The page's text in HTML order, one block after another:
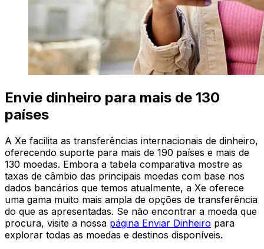
Envie dinheiro para mais de 130
países
A Xe facilita as transferências internacionais de dinheiro,
oferecendo suporte para mais de 190 países e mais de
130 moedas. Embora a tabela comparativa mostre as
taxas de câmbio das principais moedas com base nos
dados bancários que temos atualmente, a Xe oferece
uma gama muito mais ampla de opções de transferência
do que as apresentadas. Se não encontrar a moeda que
procura, visite a nossa página Enviar Dinheiro para
explorar todas as moedas e destinos disponíveis.